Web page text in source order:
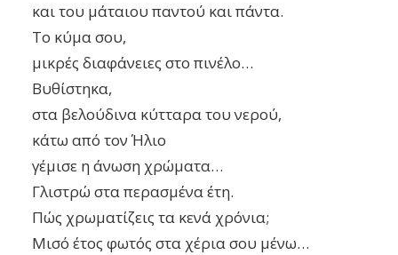
και του μάταιου παντού και πάντα.
Το κύμα σου,
μικρές διαφάνειες στο πινέλο…
Βυθίστηκα,
στα βελούδινα κύτταρα του νερού,
κάτω από τον Ήλιο
γέμισε η άνωση χρώματα…
Γλιστρώ στα περασμένα έτη.
Πώς χρωματίζεις τα κενά χρόνια;
Μισό έτος φωτός στα χέρια σου μένω…